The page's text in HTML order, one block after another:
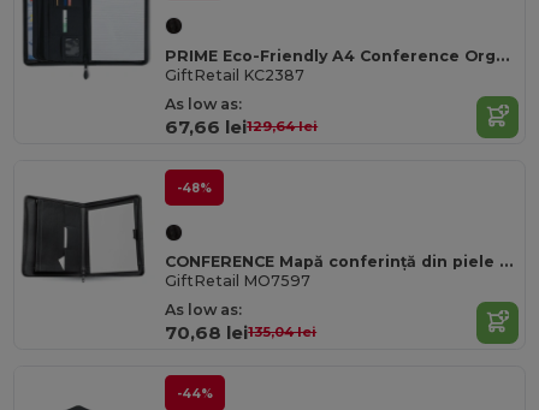
PRIME Eco-Friendly A4 Conference Organizer cu Închidere cu Fermuar
GiftRetail KC2387
As low as:
67,66 lei129,64 lei
-48%
CONFERENCE Mapă conferință din piele A4 Executive cu fermoar
GiftRetail MO7597
As low as:
70,68 lei135,04 lei
-44%